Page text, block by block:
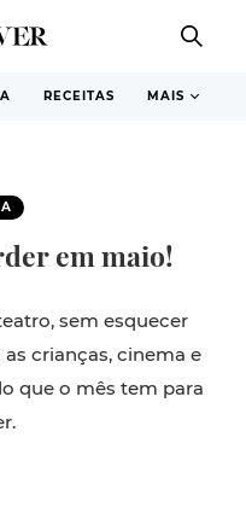
RECEITAS MAIS
em maio!
sem esquecer
crianças, cinema e
que o mês tem para